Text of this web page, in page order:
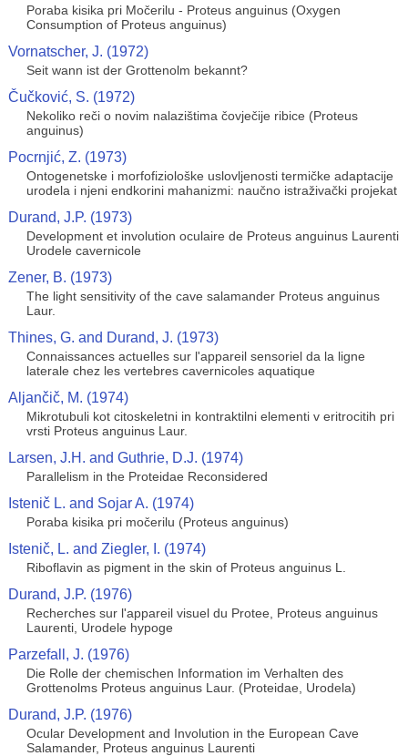
Poraba kisika pri Močerilu - Proteus anguinus (Oxygen
Consumption of Proteus anguinus)
Vornatscher, J. (1972)
Seit wann ist der Grottenolm bekannt?
Čučković, S. (1972)
Nekoliko reči o novim nalazištima čovječije ribice (Proteus
anguinus)
Pocrnjić, Z. (1973)
Ontogenetske i morfofiziološke uslovljenosti termičke adaptacije
urodela i njeni endkorini mahanizmi: naučno istraživački projekat
Durand, J.P. (1973)
Development et involution oculaire de Proteus anguinus Laurenti
Urodele cavernicole
Zener, B. (1973)
The light sensitivity of the cave salamander Proteus anguinus
Laur.
Thines, G. and Durand, J. (1973)
Connaissances actuelles sur l'appareil sensoriel da la ligne
laterale chez les vertebres cavernicoles aquatique
Aljančič, M. (1974)
Mikrotubuli kot citoskeletni in kontraktilni elementi v eritrocitih pri
vrsti Proteus anguinus Laur.
Larsen, J.H. and Guthrie, D.J. (1974)
Parallelism in the Proteidae Reconsidered
Istenič L. and Sojar A. (1974)
Poraba kisika pri močerilu (Proteus anguinus)
Istenič, L. and Ziegler, I. (1974)
Riboflavin as pigment in the skin of Proteus anguinus L.
Durand, J.P. (1976)
Recherches sur l'appareil visuel du Protee, Proteus anguinus
Laurenti, Urodele hypoge
Parzefall, J. (1976)
Die Rolle der chemischen Information im Verhalten des
Grottenolms Proteus anguinus Laur. (Proteidae, Urodela)
Durand, J.P. (1976)
Ocular Development and Involution in the European Cave
Salamander, Proteus anguinus Laurenti